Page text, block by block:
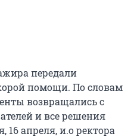
передали
помощи. По словам
возвращались с
и все решения
апреля, и.о ректора